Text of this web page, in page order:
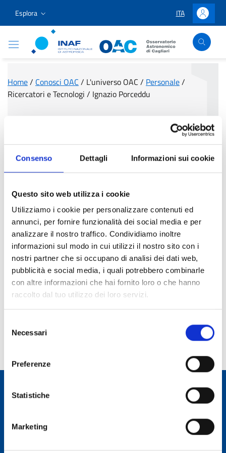
Consenso Dettagli Informazioni sui cookie
Questo sito web utilizza i cookie
Utilizziamo i cookie per personalizzare contenuti ed
annunci, per fornire funzionalità dei social media e per
analizzare il nostro traffico. Condividiamo inoltre
informazioni sul modo in cui utilizzi il nostro sito con i
nostri partner che si occupano di analisi dei dati web,
pubblicità e social media, i quali potrebbero combinarle
con altre informazioni che hai fornito loro o che hanno
raccolto dal tuo utilizzo dei loro servizi.
delNecessari
Preferenze
Statistiche
Marketing
Vai ai contenuti
Vai al menu di navigazione
Vai al footer
Esplora LINGUA
ITA Accedi
Osservatorio Astronomico Cagliari
Home/ Conosci OAC / L'universo OAC / Personale/
Ricercatori e Tecnologi / Ignazio Porceddu
Ruolo:
Dirigente tecnologo
Telefono:
Fisso: 070 71180216 - Cell.: 329 6603816
Incarico dal: